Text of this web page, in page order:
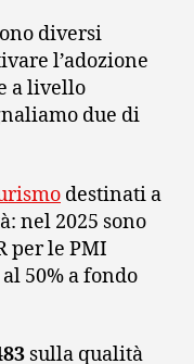
diversi
l’adozione
a livello
due di
destinati a
nel 2025 sono
per le PMI
50% a fondo
sulla qualità